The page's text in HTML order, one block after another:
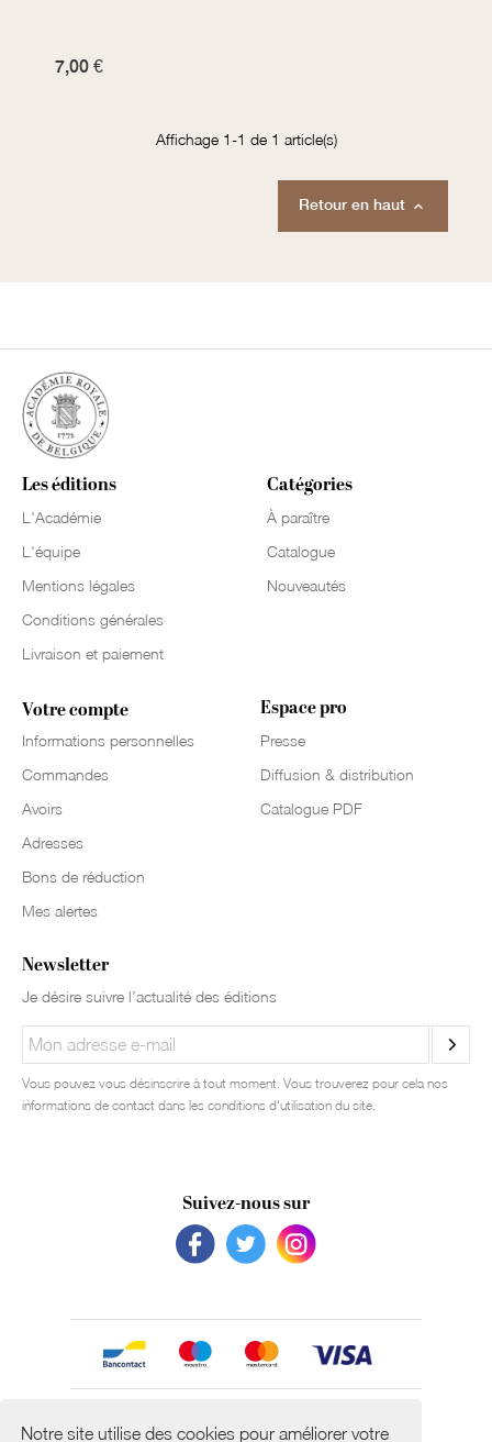
Notre site utilise des cookies pour améliorer votre
7,00 €
Affichage 1-1 de 1 article(s)
Retour en haut 
Les éditions
L'Académie
L'équipe
Mentions légales
Conditions générales
Livraison et paiement
Catégories
À paraître
Catalogue
Nouveautés
Votre compte
Informations personnelles
Commandes
Avoirs
Adresses
Bons de réduction
Mes alertes
Espace pro
Presse
Diffusion & distribution
Catalogue PDF
Newsletter
Je désire suivre l’actualité des éditions
Vous pouvez vous désinscrire à tout moment. Vous trouverez pour cela nos
informations de contact dans les conditions d'utilisation du site.
Suivez-nous sur